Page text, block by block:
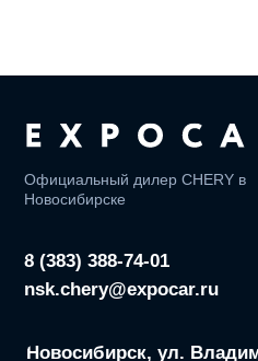
ОГРН: 1217700570735